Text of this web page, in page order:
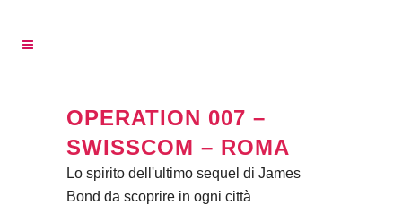
OPERATION 007 –
SWISSCOM – ROMA
Lo spirito dell'ultimo sequel di James
Bond da scoprire in ogni città